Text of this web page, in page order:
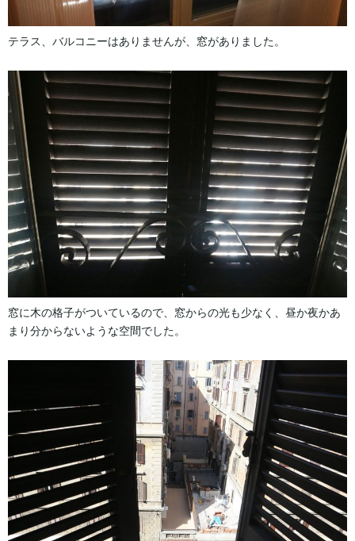
テラス、バルコニーはありませんが、窓がありました。
窓に木の格子がついているので、窓からの光も少なく、昼か夜かあ
まり分からないような空間でした。